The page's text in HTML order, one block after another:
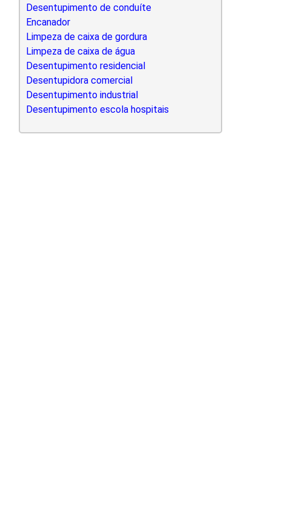
Desentupimento de conduíte
Encanador
Limpeza de caixa de gordura
Limpeza de caixa de água
Desentupimento residencial
Desentupidora comercial
Desentupimento industrial
Desentupimento escola hospitais